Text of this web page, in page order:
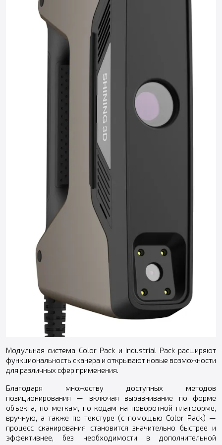
Модульная система Color Pack и Industrial Pack расширяют
функциональность сканера и открывают новые возможности
для различных сфер применения.
Благодаря множеству доступных методов
позиционирования — включая выравнивание по форме
объекта, по меткам, по кодам на поворотной платформе,
вручную, а также по текстуре (с помощью Color Pack) —
процесс сканирования становится значительно быстрее и
эффективнее, без необходимости в дополнительной